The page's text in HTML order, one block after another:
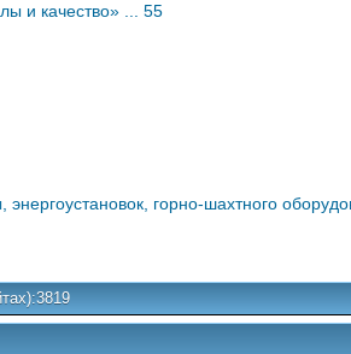
и качество» ... 55
горно-шахтного